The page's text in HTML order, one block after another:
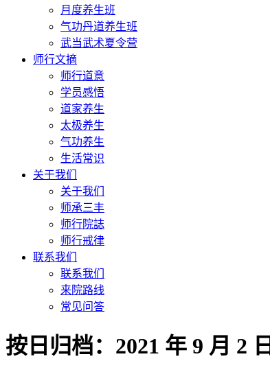
月度养生班
气功丹道养生班
武当武术夏令营
师行文摘
师行道意
学员感悟
道家养生
太极养生
气功养生
生活常识
关于我们
关于我们
师承三丰
师行院誌
师行戒律
联系我们
联系我们
来院路线
常见问答
按日归档： 2021 年 9 月 2 日